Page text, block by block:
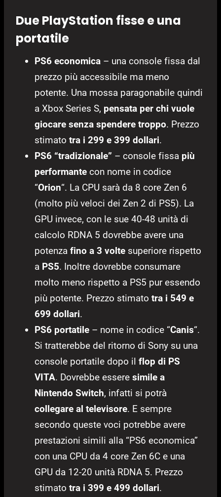
Due PlayStation fisse e una
portatile
PS6 economica – una console fissa dal
prezzo più accessibile ma meno
potente. Una mossa paragonabile quindi
a Xbox Series S, pensata per chi vuole
giocare senza spendere troppo. Prezzo
stimato tra i 299 e 399 dollari.
PS6 “tradizionale” – console fissa più
performante con nome in codice
“Orion“. La CPU sarà da 8 core Zen 6
(molto più veloci dei Zen 2 di PS5). La
GPU invece, con le sue 40-48 unità di
calcolo RDNA 5 dovrebbe avere una
potenza fino a 3 volte superiore rispetto
a PS5. Inoltre dovrebbe consumare
molto meno rispetto a PS5 pur essendo
più potente. Prezzo stimato tra i 549 e
699 dollari.
PS6 portatile – nome in codice “Canis“.
Si tratterebbe del ritorno di Sony su una
console portatile dopo il flop di PS
VITA. Dovrebbe essere simile a
Nintendo Switch, infatti si potrà
collegare al televisore. E sempre
secondo queste voci potrebbe avere
prestazioni simili alla “PS6 economica”
con una CPU da 4 core Zen 6C e una
GPU da 12-20 unità RDNA 5. Prezzo
stimato tra i 399 e 499 dollari.